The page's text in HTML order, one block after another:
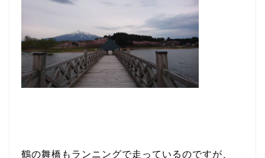
鶴の舞橋もランニングで走っているのですが、